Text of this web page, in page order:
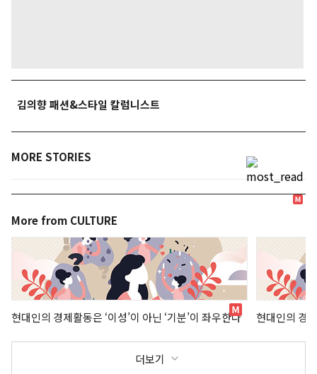
김의향 패션&스타일 칼럼니스트
MORE STORIES
More from CULTURE
현대인의 경제활동은 ‘이성’이 아닌 ‘기분’이 좌우한다 현대인의 경
더보기